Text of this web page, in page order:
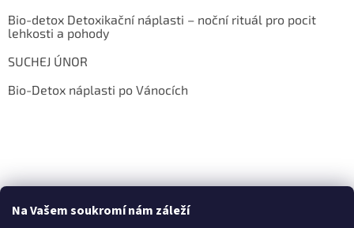
Na Vašem soukromí nám záleží
Bio-detox Detoxikační náplasti – noční rituál pro pocit
lehkosti a pohody
SUCHEJ ÚNOR
Bio-Detox náplasti po Vánocích